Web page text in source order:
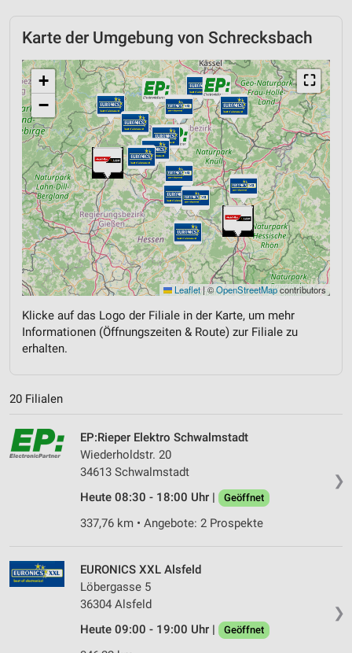
Karte der Umgebung von Schrecksbach
⛶
+
−
Leaflet |©OpenStreetMapcontributors
Klicke auf das Logo der Filiale in der Karte, um mehr
Informationen (Öffnungszeiten & Route) zur Filiale zu
erhalten.
20 Filialen
❯
EP:Rieper Elektro Schwalmstadt
Wiederholdstr. 20
34613 Schwalmstadt
Heute 08:30 - 18:00 Uhr |
Geöffnet
337,76 km • Angebote: 2 Prospekte
❯
EURONICS XXL Alsfeld
Löbergasse 5
36304 Alsfeld
Heute 09:00 - 19:00 Uhr |
Geöffnet